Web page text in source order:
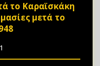
το Καραϊσκάκη
μετά το